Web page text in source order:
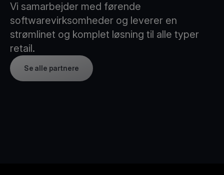
Vi samarbejder med førende
softwarevirksomheder og leverer en
strømlinet og komplet løsning til alle typer
retail.
Se alle partnere